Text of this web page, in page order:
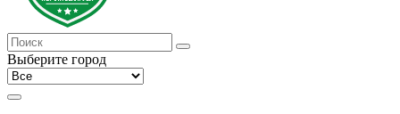
Выберите город